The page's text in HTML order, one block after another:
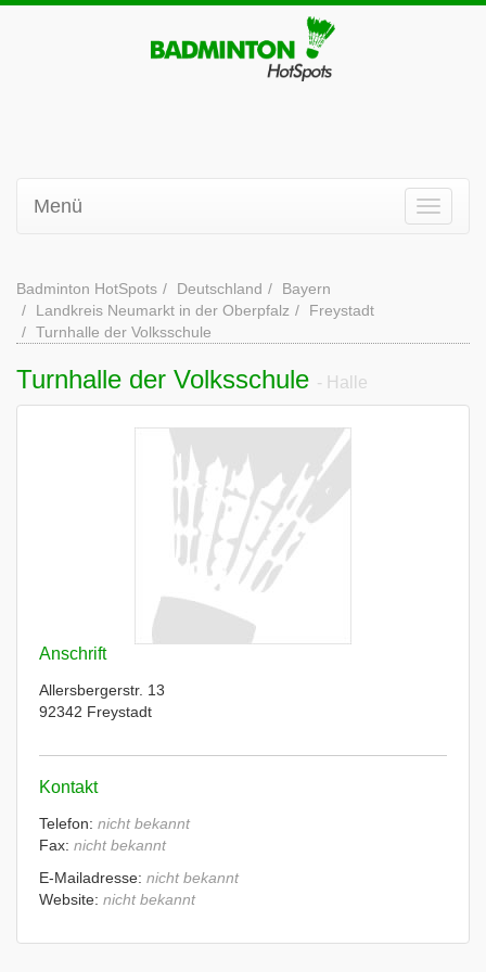
Menü
Badminton HotSpots Deutschland
Bayern
Landkreis Neumarkt in der Oberpfalz
Freystadt
Turnhalle der Volksschule
Turnhalle der Volksschule - Halle
Anschrift
Allersbergerstr. 13
92342 Freystadt
Kontakt
Telefon: nicht bekannt
Fax: nicht bekannt
E-Mailadresse: nicht bekannt
Website: nicht bekannt